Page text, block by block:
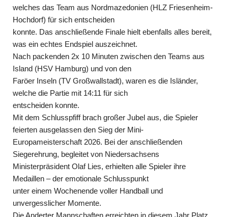
welches das Team aus Nordmazedonien (HLZ Friesenheim-
Hochdorf) für sich entscheiden
konnte. Das anschließende Finale hielt ebenfalls alles bereit,
was ein echtes Endspiel auszeichnet.
Nach packenden 2x 10 Minuten zwischen den Teams aus
Island (HSV Hamburg) und von den
Faröer Inseln (TV Großwallstadt), waren es die Isländer,
welche die Partie mit 14:11 für sich
entscheiden konnte.
Mit dem Schlusspfiff brach großer Jubel aus, die Spieler
feierten ausgelassen den Sieg der Mini-
Europameisterschaft 2026. Bei der anschließenden
Siegerehrung, begleitet von Niedersachsens
Ministerpräsident Olaf Lies, erhielten alle Spieler ihre
Medaillen – der emotionale Schlusspunkt
unter einem Wochenende voller Handball und
unvergesslicher Momente.
Die Anderter Mannschaften erreichten in diesem Jahr Platz